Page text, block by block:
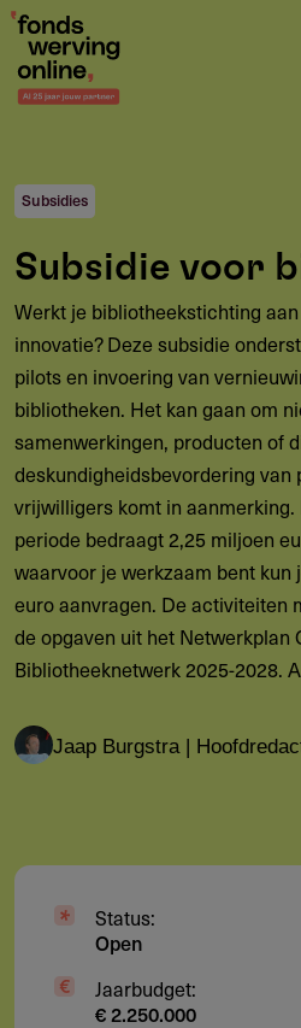
Overslaan
naar
de
gaan
Subsidies
Subsidie voor
Werkt je bibliotheekstichting
innovatie? Deze subsidie
pilots en invoering van
bibliotheken. Het kan gaan om
samenwerkingen, producten of
deskundigheidsbevordering van
vrijwilligers komt in
periode bedraagt 2,25 miljoen
waarvoor je werkzaam bent kun
euro aanvragen. De activiteiten
de opgaven uit het Netwerkplan
Bibliotheeknetwerk 2025-2028.
Jaap Burgstra |
Status:
Open
Jaarbudget:
€ 2.250.000